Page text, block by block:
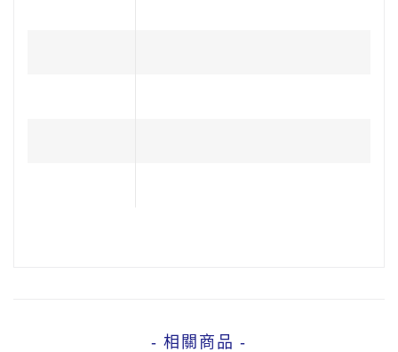
- 相關商品 -